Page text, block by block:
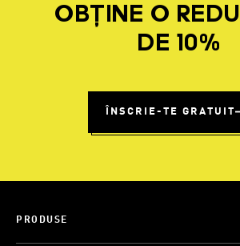
OBȚINE O
DE 10%
ÎNSCRIE-TE GRATUIT
PRODUSE